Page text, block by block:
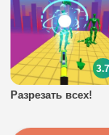
Разрезать всех!
3.7